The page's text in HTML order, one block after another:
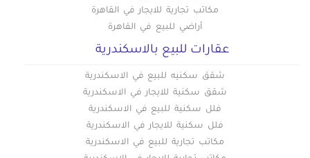
مكاتب تجارية للايجار في القاهرة
أراضي للبيع في القاهرة
عقارات للبيع بالاسكندرية
شقق سكنيه للبيع في الاسكندرية
شقق سكنية للايجار في الاسكندرية
فلل سكنية للبيع في الاسكندرية
فلل سكنية للايجار في الاسكندرية
مكاتب تجارية للبيع في الاسكندرية